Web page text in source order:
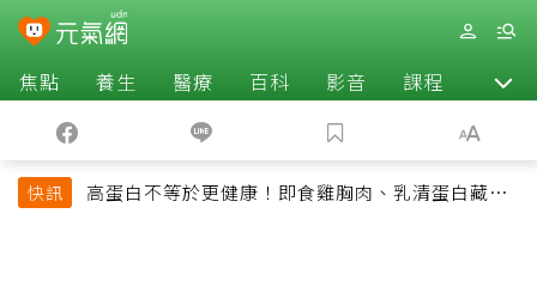
焦點 養生 醫療 百科 影音 課程 退休
快訊
高蛋白不等於更健康！即食雞胸肉、乳清蛋白藏陷